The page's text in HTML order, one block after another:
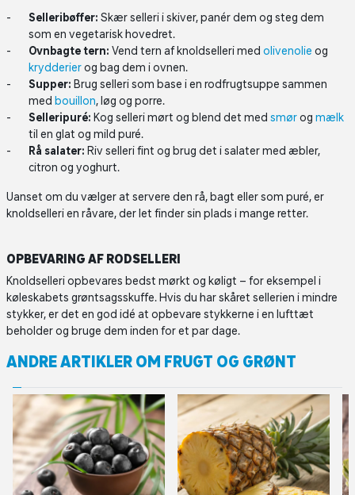
Selleribøffer: Skær selleri i skiver, panér dem og steg dem
som en vegetarisk hovedret.
Ovnbagte tern: Vend tern af knoldselleri med olivenolie og
krydderierog bag dem i ovnen.
Supper: Brug selleri som base i en rodfrugtsuppe sammen
med bouillon, løg og porre.
Selleripuré: Kog selleri mørt og blend det med smørog mælk
til en glat og mild puré.
Rå salater: Riv selleri fint og brug det i salater med æbler,
citron og yoghurt.
Uanset om du vælger at servere den rå, bagt eller som puré, er
knoldselleri en råvare, der let finder sin plads i mange retter.
OPBEVARING AF RODSELLERI
Knoldselleri opbevares bedst mørkt og køligt – for eksempel i
køleskabets grøntsagsskuffe. Hvis du har skåret sellerien i mindre
stykker, er det en god idé at opbevare stykkerne i en lufttæt
beholder og bruge dem inden for et par dage.
ANDRE ARTIKLER OM FRUGT OG GRØNT